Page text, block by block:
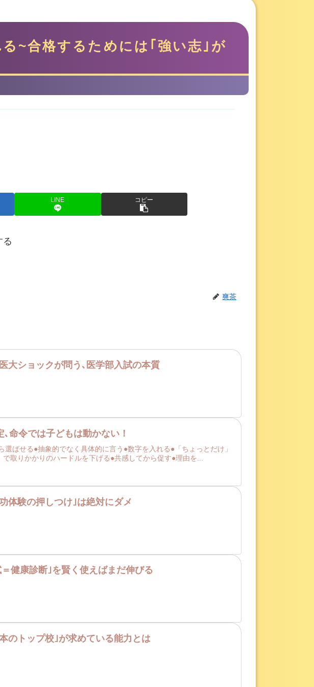
~合格するためには｢強い志｣が
LINE コピー
る
爽茶
大ショックが問う､医学部入試の本質
命令では子どもは動かない！
ばせる●抽象的でなく具体的に言う●数字を入れる●「ちょっとだけ」
取りかかりのハードルを下げる●共感してから促す●理由を...
体験の押しつけ｣は絶対にダメ
健康診断｣を賢く使えばまだ伸びる
のトップ校｣が求めている能力とは